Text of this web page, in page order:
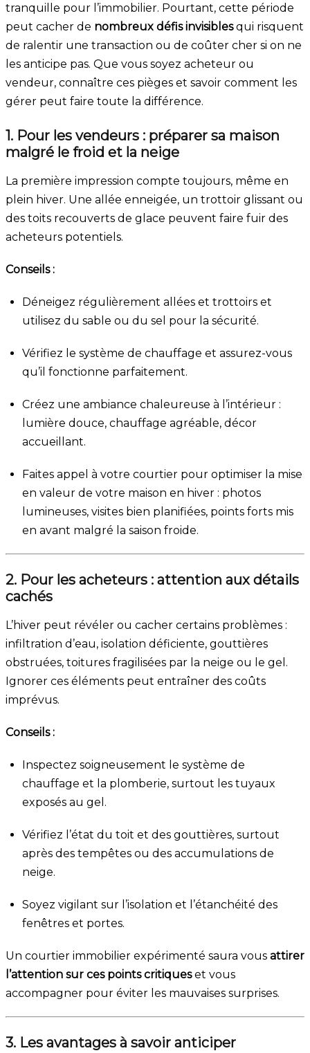
tranquille pour l’immobilier. Pourtant, cette période
peut cacher de nombreux défis invisiblesqui risquent
de ralentir une transaction ou de coûter cher si on ne
les anticipe pas. Que vous soyez acheteur ou
vendeur, connaître ces pièges et savoir comment les
gérer peut faire toute la différence.
1. Pour les vendeurs : préparer sa maison
malgré le froid et la neige
La première impression compte toujours, même en
plein hiver. Une allée enneigée, un trottoir glissant ou
des toits recouverts de glace peuvent faire fuir des
acheteurs potentiels.
Conseils :
Déneigez régulièrement allées et trottoirs et
utilisez du sable ou du sel pour la sécurité.
Vérifiez le système de chauffage et assurez-vous
qu’il fonctionne parfaitement.
Créez une ambiance chaleureuse à l’intérieur :
lumière douce, chauffage agréable, décor
accueillant.
Faites appel à votre courtier pour optimiser la mise
en valeur de votre maison en hiver : photos
lumineuses, visites bien planifiées, points forts mis
en avant malgré la saison froide.
2. Pour les acheteurs : attention aux détails
cachés
L’hiver peut révéler ou cacher certains problèmes :
infiltration d’eau, isolation déficiente, gouttières
obstruées, toitures fragilisées par la neige ou le gel.
Ignorer ces éléments peut entraîner des coûts
imprévus.
Conseils :
Inspectez soigneusement le système de
chauffage et la plomberie, surtout les tuyaux
exposés au gel.
Vérifiez l’état du toit et des gouttières, surtout
après des tempêtes ou des accumulations de
neige.
Soyez vigilant sur l’isolation et l’étanchéité des
fenêtres et portes.
Un courtier immobilier expérimenté saura vous attirer
l’attention sur ces points critiqueset vous
accompagner pour éviter les mauvaises surprises.
3. Les avantages à savoir anticiper